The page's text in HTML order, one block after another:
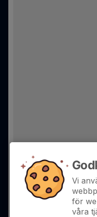
Vi
för
våra